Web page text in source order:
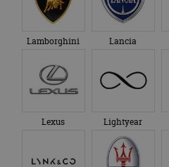
Lamborghini Lancia
Lexus Lightyear